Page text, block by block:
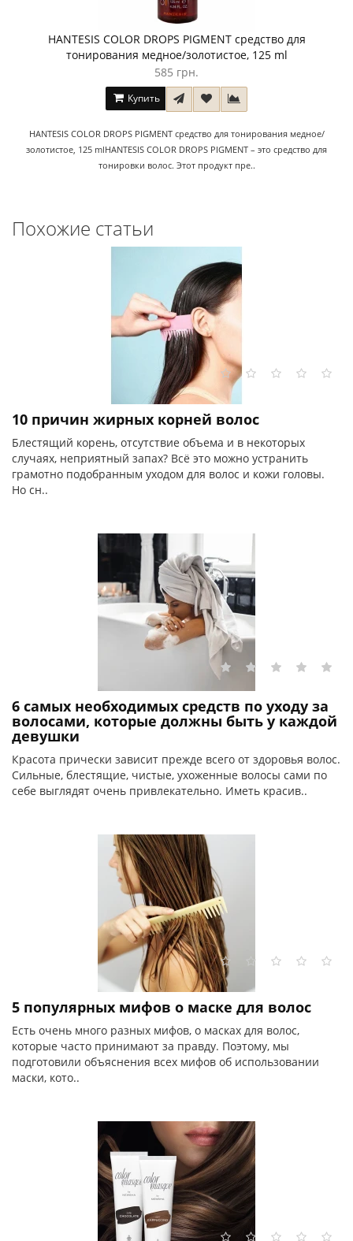
HANTESIS COLOR DROPS PIGMENT средство для
тонирования медное/золотистое, 125 ml
585 грн.
Купить
HANTESIS COLOR DROPS PIGMENT средство для тонирования медное/
золотистое, 125 mlHANTESIS COLOR DROPS PIGMENT – это средство для
тонировки волос. Этот продукт пре..
Похожие статьи
10 причин жирных корней волос
Блестящий корень, отсутствие объема и в некоторых
случаях, неприятный запах? Всё это можно устранить
грамотно подобранным уходом для волос и кожи головы.
Но сн..
6 самых необходимых средств по уходу за
волосами, которые должны быть у каждой
девушки
Красота прически зависит прежде всего от здоровья волос.
Сильные, блестящие, чистые, ухоженные волосы сами по
себе выглядят очень привлекательно. Иметь красив..
5 популярных мифов о маске для волос
Есть очень много разных мифов, о масках для волос,
которые часто принимают за правду. Поэтому, мы
подготовили объяснения всех мифов об использовании
маски, кото..